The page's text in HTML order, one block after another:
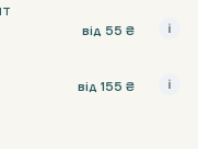
від 55 ₴
від 155 ₴